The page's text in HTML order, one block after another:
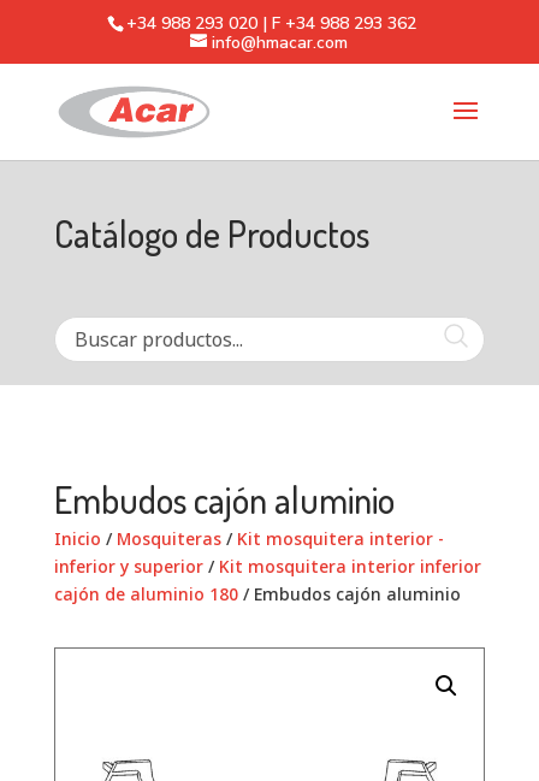
+34 988 293 020 | F +34 988 293 362
info@hmacar.com
Catálogo de Productos
Embudos cajón aluminio
Inicio / Mosquiteras/ Kit mosquitera interior -
inferior y superior/ Kit mosquitera interior inferior
cajón de aluminio 180/ Embudos cajón aluminio